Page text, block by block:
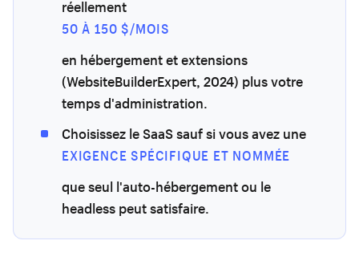
réellement
50 À 150 $/MOIS
en hébergement et extensions
(WebsiteBuilderExpert, 2024) plus votre
temps d'administration.
Choisissez le SaaS sauf si vous avez une
EXIGENCE SPÉCIFIQUE ET NOMMÉE
que seul l'auto-hébergement ou le
headless peut satisfaire.